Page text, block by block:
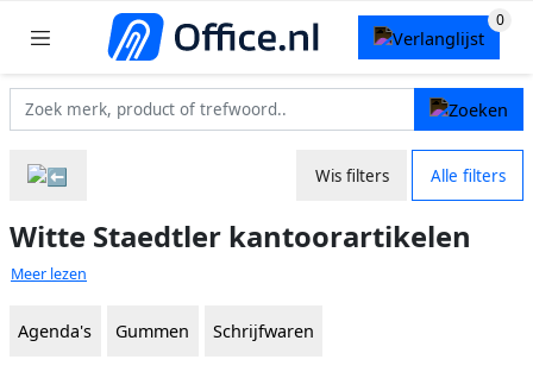
Wis filters Alle filters
Witte Staedtler kantoorartikelen
Meer lezen
Agenda's Gummen Schrijfwaren